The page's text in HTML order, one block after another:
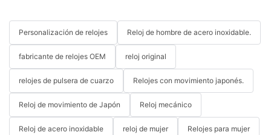
Personalización de relojes Reloj de hombre de acero inoxidable.
fabricante de relojes OEM reloj original
relojes de pulsera de cuarzo Relojes con movimiento japonés.
Reloj de movimiento de Japón Reloj mecánico
Reloj de acero inoxidable reloj de mujer Relojes para mujer